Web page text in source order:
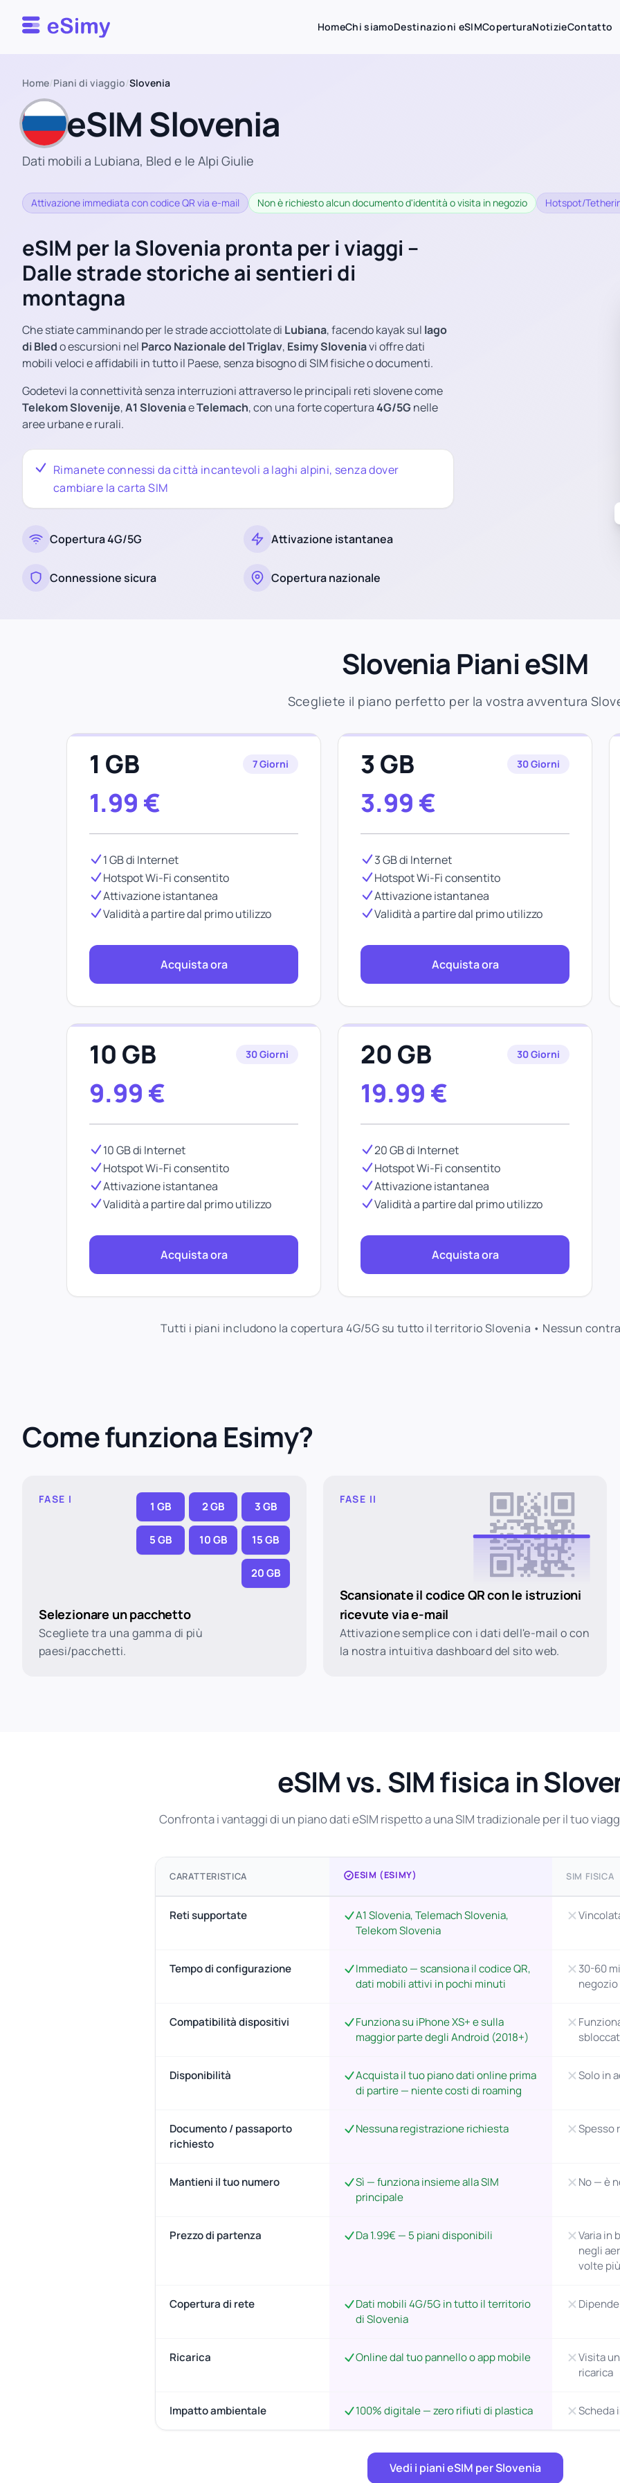
Esimy HomeChi siamoDestinazioni eSIMCoperturaNotizieContatto
Home/Piani di viaggio/Slovenia
eSIM Slovenia
Dati mobili a Lubiana, Bled e le Alpi Giulie
Attivazione immediata con codice QR via e-mail Non è richiesto alcun documento d'identità o visita in negozio Hotspot/
eSIM per la Slovenia pronta per i viaggi –
Dalle strade storiche ai sentieri di
montagna
Che stiate camminando per le strade acciottolate di Lubiana, facendo kayak sul lago
di Bledo escursioni nel Parco Nazionale del Triglav, Esimy Sloveniavi offre dati
mobili veloci e affidabili in tutto il Paese, senza bisogno di SIM fisiche o documenti.
Godetevi la connettività senza interruzioni attraverso le principali reti slovene come
Telekom Slovenije,A1 SloveniaeTelemach, con una forte copertura4G/5Gnelle
aree urbane e rurali.
Rimanete connessi da città incantevoli a laghi alpini, senza dover
cambiare la carta SIM
Copertura 4G/5G Attivazione istantanea
Connessione sicura Copertura nazionale
Slovenia Piani eSIM
Scegliete il piano perfetto per la vostra avventura
1 GB 7 Giorni
1.99 €
1 GB di Internet
Hotspot Wi-Fi consentito
Attivazione istantanea
Validità a partire dal primo utilizzo
Acquista ora
3 GB 30 Giorni
3.99 €
3 GB di Internet
Hotspot Wi-Fi consentito
Attivazione istantanea
Validità a partire dal primo utilizzo
Acquista ora
10 GB 30 Giorni
9.99 €
10 GB di Internet
Hotspot Wi-Fi consentito
Attivazione istantanea
Validità a partire dal primo utilizzo
Acquista ora
20 GB 30 Giorni
19.99 €
20 GB di Internet
Hotspot Wi-Fi consentito
Attivazione istantanea
Validità a partire dal primo utilizzo
Acquista ora
Tutti i piani includono la copertura 4G/5G su tutto il territorio Slovenia • Nessun
Come funziona Esimy?
FASE I
1 GB 2 GB 3 GB
5 GB 10 GB 15 GB
20 GB
Selezionare un pacchetto
Scegliete tra una gamma di più
paesi/pacchetti.
FASE II
Scansionate il codice QR con le istruzioni
ricevute via e-mail
Attivazione semplice con i dati dell'e-mail o con
la nostra intuitiva dashboard del sito web.
eSIM vs. SIM fisica in
Confronta i vantaggi di un piano dati eSIM rispetto a una SIM tradizionale per il tuo
CARATTERISTICA ESIM (ESIMY) SIM FISICA
Reti supportate
A1 Slovenia, Telemach Slovenia,
Telekom Slovenia
Tempo di configurazione
Immediato — scansiona il codice QR,
dati mobili attivi in pochi minuti
30-60
negozio
Compatibilità dispositivi
Funziona su iPhone XS+ e sulla
maggior parte degli Android (2018+)
Disponibilità
Acquista il tuo piano dati online prima
di partire — niente costi di roaming
Solo in
Documento / passaporto
richiesto
Nessuna registrazione richiesta Spesso
Mantieni il tuo numero
Sì — funziona insieme alla SIM
principale
No — è
Prezzo di partenza Da 1.99€ — 5 piani disponibili
Varia in
negli
volte
Copertura di rete
Dati mobili 4G/5G in tutto il territorio
di Slovenia
Ricarica Online dal tuo pannello o app mobile
Visita
ricarica
Impatto ambientale 100% digitale — zero rifiuti di plastica Scheda
Vedi i piani eSIM per Slovenia